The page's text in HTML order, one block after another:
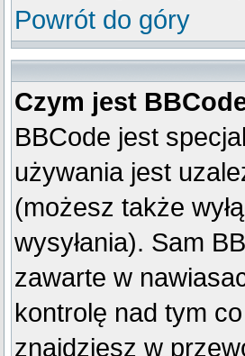
Powrót do góry
Czym jest
BBCode jest
używania jest
(możesz także
wysyłania). Sam
zawarte w
kontrolę nad tym
znajdziesz w